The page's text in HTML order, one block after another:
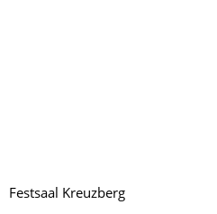
Festsaal Kreuzberg